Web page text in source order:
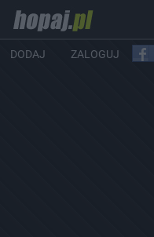
DODAJ ZALOGUJ